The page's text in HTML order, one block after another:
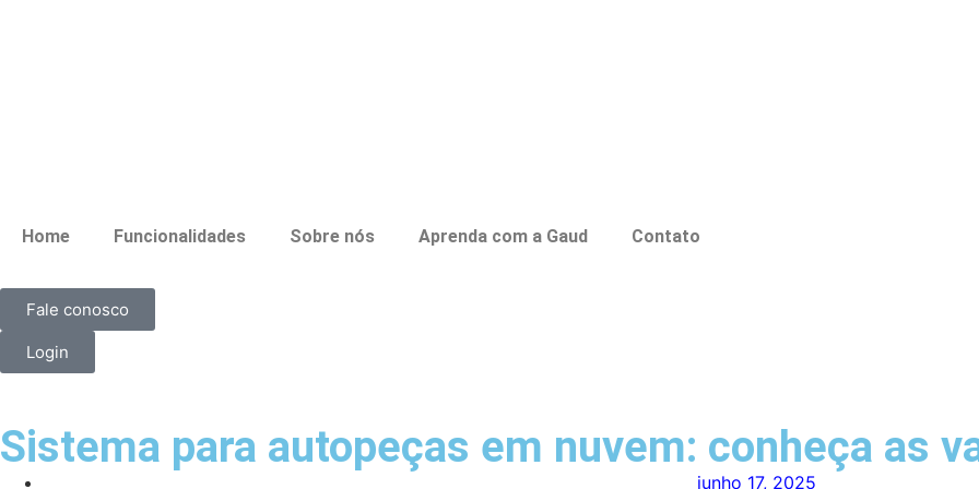
Home Funcionalidades Sobre nós Aprenda com a Gaud Contato
Fale conosco
Login
Sistema para autopeças em nuvem: conheça as
junho 17, 2025